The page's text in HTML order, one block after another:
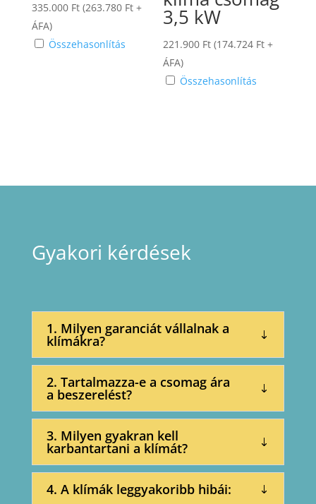
335.000 Ft (263.780 Ft+
ÁFA)
Összehasonlítás
3,5 kW
221.900 Ft (174.724 Ft +
ÁFA)
Összehasonlítás
Gyakori kérdések
1. Milyen garanciát vállalnak a
klímákra?
2. Tartalmazza-e a csomag ára
a beszerelést?
3. Milyen gyakran kell
karbantartani a klímát?
4. A klímák leggyakoribb hibái: